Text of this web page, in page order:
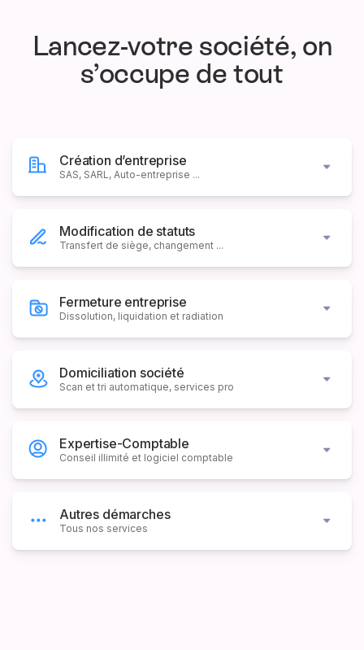
Lancez-votre société, on
s’occupe de tout
Création d’entreprise
SAS, SARL, Auto-entreprise ...
Modification de statuts
Transfert de siège, changement ...
Fermeture entreprise
Dissolution, liquidation et radiation
Domiciliation société
Scan et tri automatique, services pro
Expertise-Comptable
Conseil illimité et logiciel comptable
Autres démarches
Tous nos services